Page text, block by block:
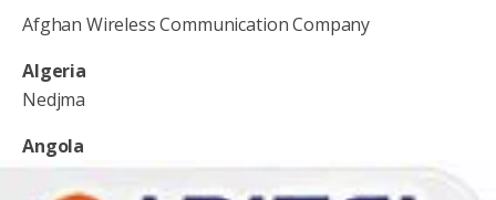
Afghan Wireless Communication Company
Algeria
Nedjma
Angola